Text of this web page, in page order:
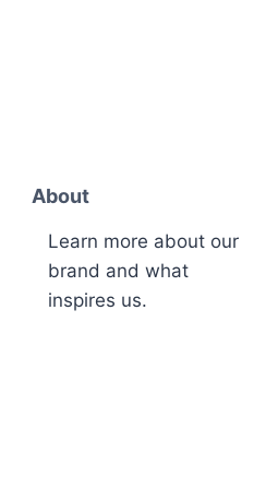
About
Learn more about our
brand and what
inspires us.